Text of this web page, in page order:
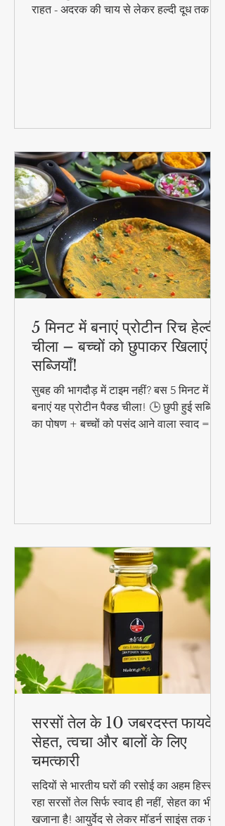
राहत - अदरक की चाय से लेकर हल्दी दूध तक!
5 मिनट में बनाएं प्रोटीन रिच हेल्दी
चीला – बच्चों को छुपाकर खिलाएं
सब्जियाँ!
सुबह की भागदौड़ में टाइम नहीं? बस 5 मिनट में
बनाएं यह प्रोटीन पैक्ड चीला! 🕒 छुपी हुई सब्जियों
का पोषण + बच्चों को पसंद आने वाला स्वाद =
सरसों तेल के 10 जबरदस्त फायदे -
सेहत, त्वचा और बालों के लिए
चमत्कारी
सदियों से भारतीय घरों की रसोई का अहम हिस्सा
रहा सरसों तेल सिर्फ स्वाद ही नहीं, सेहत का भी
खजाना है! आयुर्वेद से लेकर मॉडर्न साइंस तक ने